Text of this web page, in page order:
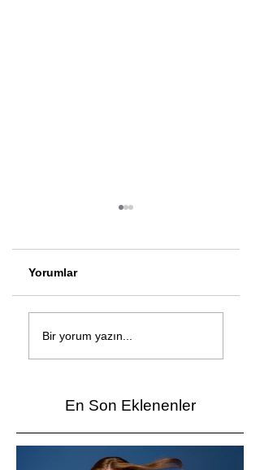
yeni şarkı: Bir Ev
Yorumlar
Bir yorum yazın...
En Son Eklenenler